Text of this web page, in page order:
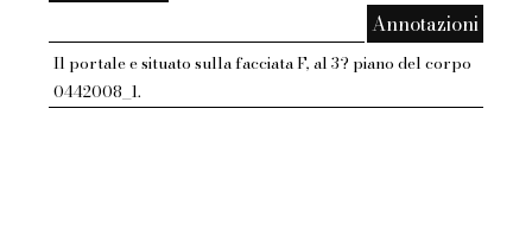
Annotazioni
Il portale e situato sulla facciata F, al 3? piano del corpo
0442008_1.